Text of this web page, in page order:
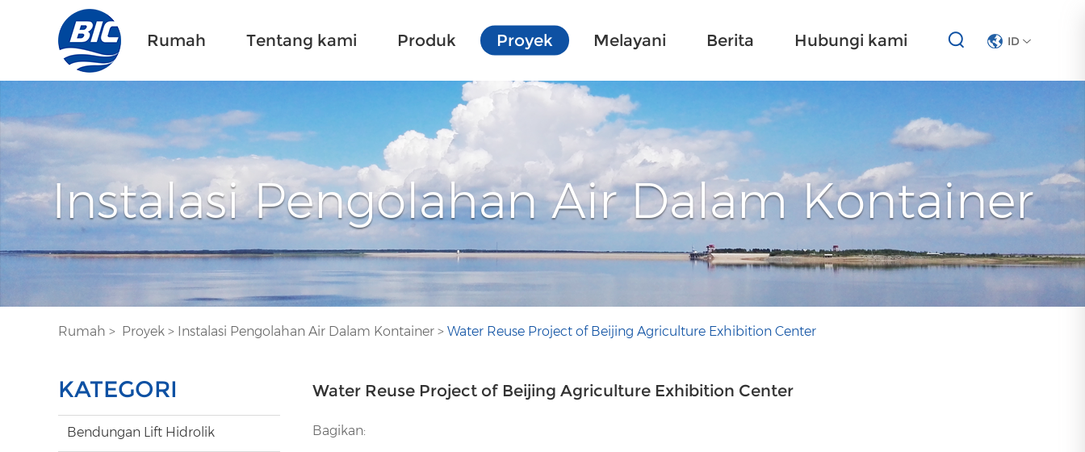
Rumah Tentang kami Produk Proyek Melayani Berita Hubungi kami ID
Instalasi Pengolahan Air Dalam Kontainer
Rumah > Proyek > Instalasi Pengolahan Air Dalam Kontainer > Water Reuse Project of Beijing Agriculture Exhibition Center
Water Reuse Project of Beijing Agriculture Exhibition Center
Bagikan:
KATEGORI
Bendungan Lift Hidrolik